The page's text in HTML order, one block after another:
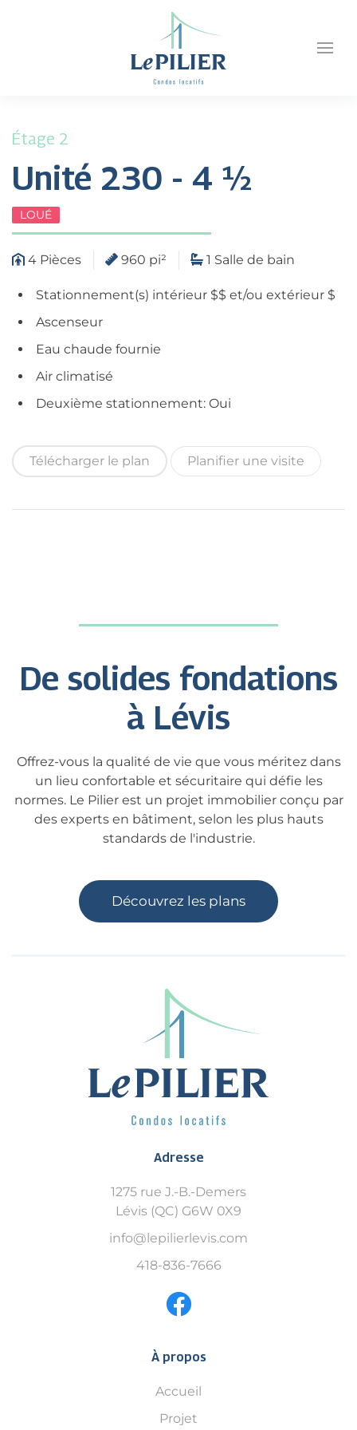
Étage 2
Unité 230 - 4 ½
LOUÉ
4 Pièces 960 pi² 1 Salle de bain
Stationnement(s) intérieur $$ et/ou extérieur $
Ascenseur
Eau chaude fournie
Air climatisé
Deuxième stationnement: Oui
Télécharger le plan Planifier une visite
De solides fondations
à Lévis
Offrez-vous la qualité de vie que vous méritez dans
un lieu confortable et sécuritaire qui défie les
normes. Le Pilier est un projet immobilier conçu par
des experts en bâtiment, selon les plus hauts
standards de l'industrie.
Découvrez les plans
Adresse
1275 rue J.-B.-Demers
Lévis (QC) G6W 0X9
info@lepilierlevis.com
418-836-7666
À propos
Accueil
Projet